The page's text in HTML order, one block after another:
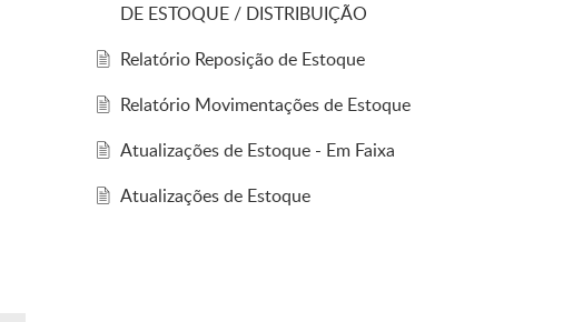
DE ESTOQUE / DISTRIBUIÇÃO
Relatório Reposição de Estoque
Relatório Movimentações de Estoque
Atualizações de Estoque - Em Faixa
Atualizações de Estoque